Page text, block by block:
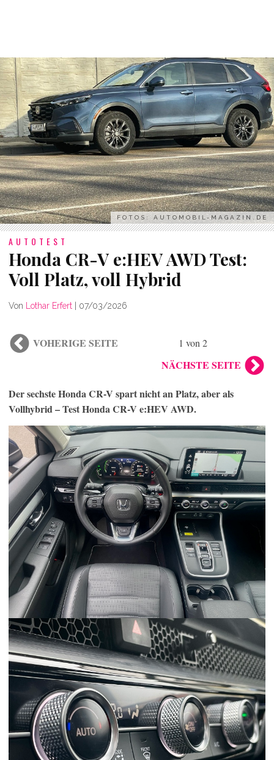
FOTOS: AUTOMOBIL-MAGAZIN.DE
AUTOTEST
Honda CR-V e:HEV AWD Test:
Voll Platz, voll Hybrid
Von Lothar Erfert | 07/03/2026
VOHERIGE SEITE 1 von 2
NÄCHSTE SEITE
Der sechste Honda CR-V spart nicht an Platz, aber als
Vollhybrid – Test Honda CR-V e:HEV AWD.